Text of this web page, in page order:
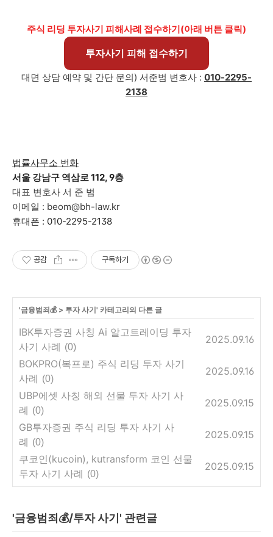
주식 리딩 투자사기 피해사례 접수하기(아래 버튼 클릭)
투자사기 피해 접수하기
대면 상담 예약 및 간단 문의) 서준범 변호사 : 010-2295-
2138
법률사무소 번화
서울 강남구 역삼로 112, 9층
대표 변호사 서 준 범
이메일 : beom@bh-law.kr
휴대폰 : 010-2295-2138
공감 구독하기
'금융범죄💰> 투자 사기' 카테고리의 다른 글
IBK투자증권 사칭 Ai 알고트레이딩 투자
사기 사례 (0)
2025.09.16
BOKPRO(복프로) 주식 리딩 투자 사기
사례 (0)
2025.09.16
UBP에셋 사칭 해외 선물 투자 사기 사
례 (0)
2025.09.15
GB투자증권 주식 리딩 투자 사기 사
례 (0)
2025.09.15
쿠코인(kucoin), kutransform 코인 선물
투자 사기 사례 (0)
2025.09.15
'금융범죄💰/투자 사기' 관련글